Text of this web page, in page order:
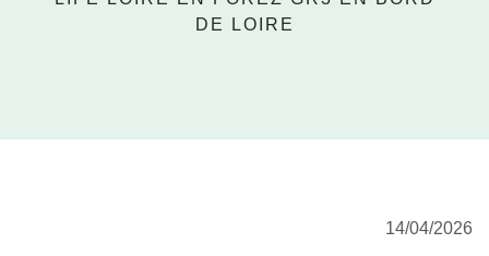
DE LOIRE
14/04/2026